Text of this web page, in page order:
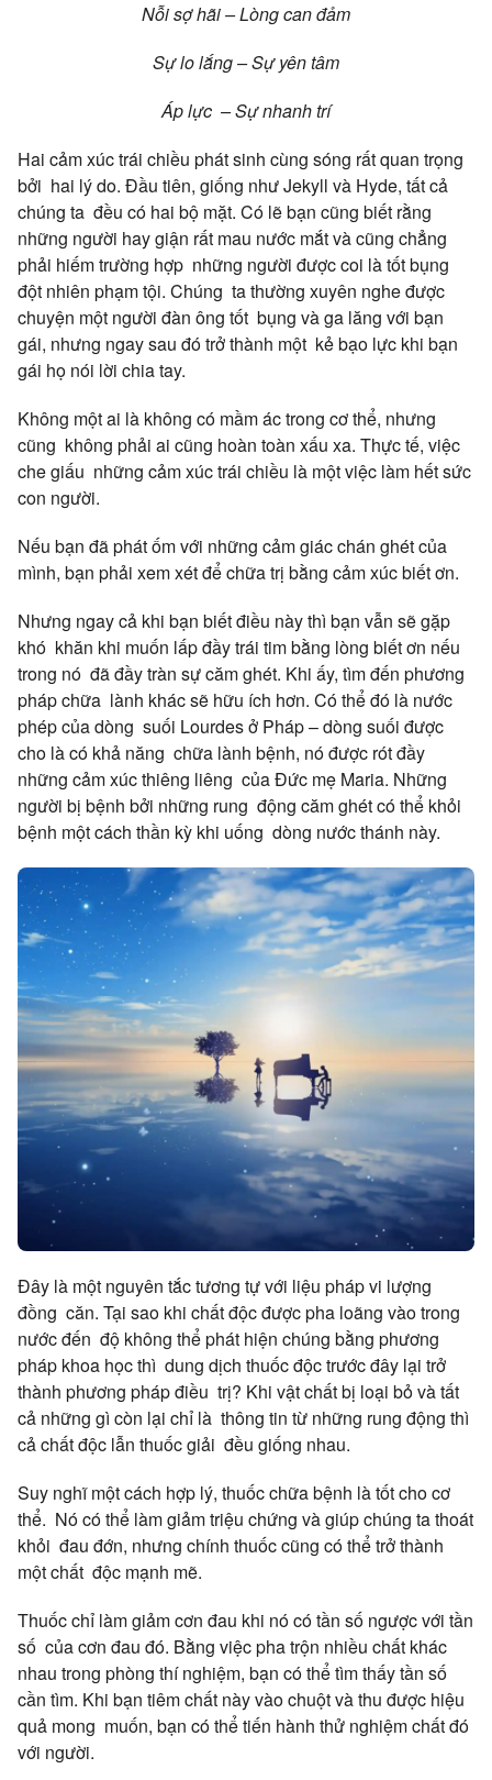
Nỗi sợ hãi – Lòng can đảm
Sự lo lắng – Sự yên tâm
Áp lực – Sự nhanh trí
Hai cảm xúc trái chiều phát sinh cùng sóng rất quan trọng
bởi hai lý do. Đầu tiên, giống như Jekyll và Hyde, tất cả
chúng ta đều có hai bộ mặt. Có lẽ bạn cũng biết rằng
những người hay giận rất mau nước mắt và cũng chẳng
phải hiếm trường hợp những người được coi là tốt bụng
đột nhiên phạm tội. Chúng ta thường xuyên nghe được
chuyện một người đàn ông tốt bụng và ga lăng với bạn
gái, nhưng ngay sau đó trở thành một kẻ bạo lực khi bạn
gái họ nói lời chia tay.
Không một ai là không có mầm ác trong cơ thể, nhưng
cũng không phải ai cũng hoàn toàn xấu xa. Thực tế, việc
che giấu những cảm xúc trái chiều là một việc làm hết sức
con người.
Nếu bạn đã phát ốm với những cảm giác chán ghét của
mình, bạn phải xem xét để chữa trị bằng cảm xúc biết ơn.
Nhưng ngay cả khi bạn biết điều này thì bạn vẫn sẽ gặp
khó khăn khi muốn lấp đầy trái tim bằng lòng biết ơn nếu
trong nó đã đầy tràn sự căm ghét. Khi ấy, tìm đến phương
pháp chữa lành khác sẽ hữu ích hơn. Có thể đó là nước
phép của dòng suối Lourdes ở Pháp – dòng suối được
cho là có khả năng chữa lành bệnh, nó được rót đầy
những cảm xúc thiêng liêng của Đức mẹ Maria. Những
người bị bệnh bởi những rung động căm ghét có thể khỏi
bệnh một cách thần kỳ khi uống dòng nước thánh này.
Đây là một nguyên tắc tương tự với liệu pháp vi lượng
đồng căn. Tại sao khi chất độc được pha loãng vào trong
nước đến độ không thể phát hiện chúng bằng phương
pháp khoa học thì dung dịch thuốc độc trước đây lại trở
thành phương pháp điều trị? Khi vật chất bị loại bỏ và tất
cả những gì còn lại chỉ là thông tin từ những rung động thì
cả chất độc lẫn thuốc giải đều giống nhau.
Suy nghĩ một cách hợp lý, thuốc chữa bệnh là tốt cho cơ
thể. Nó có thể làm giảm triệu chứng và giúp chúng ta thoát
khỏi đau đớn, nhưng chính thuốc cũng có thể trở thành
một chất độc mạnh mẽ.
Thuốc chỉ làm giảm cơn đau khi nó có tần số ngược với tần
số của cơn đau đó. Bằng việc pha trộn nhiều chất khác
nhau trong phòng thí nghiệm, bạn có thể tìm thấy tần số
cần tìm. Khi bạn tiêm chất này vào chuột và thu được hiệu
quả mong muốn, bạn có thể tiến hành thử nghiệm chất đó
với người.